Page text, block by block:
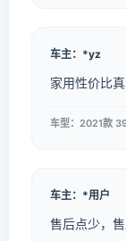
车主：*yz
家用性价比
车型：2021款
车主：*用户
售后点少，